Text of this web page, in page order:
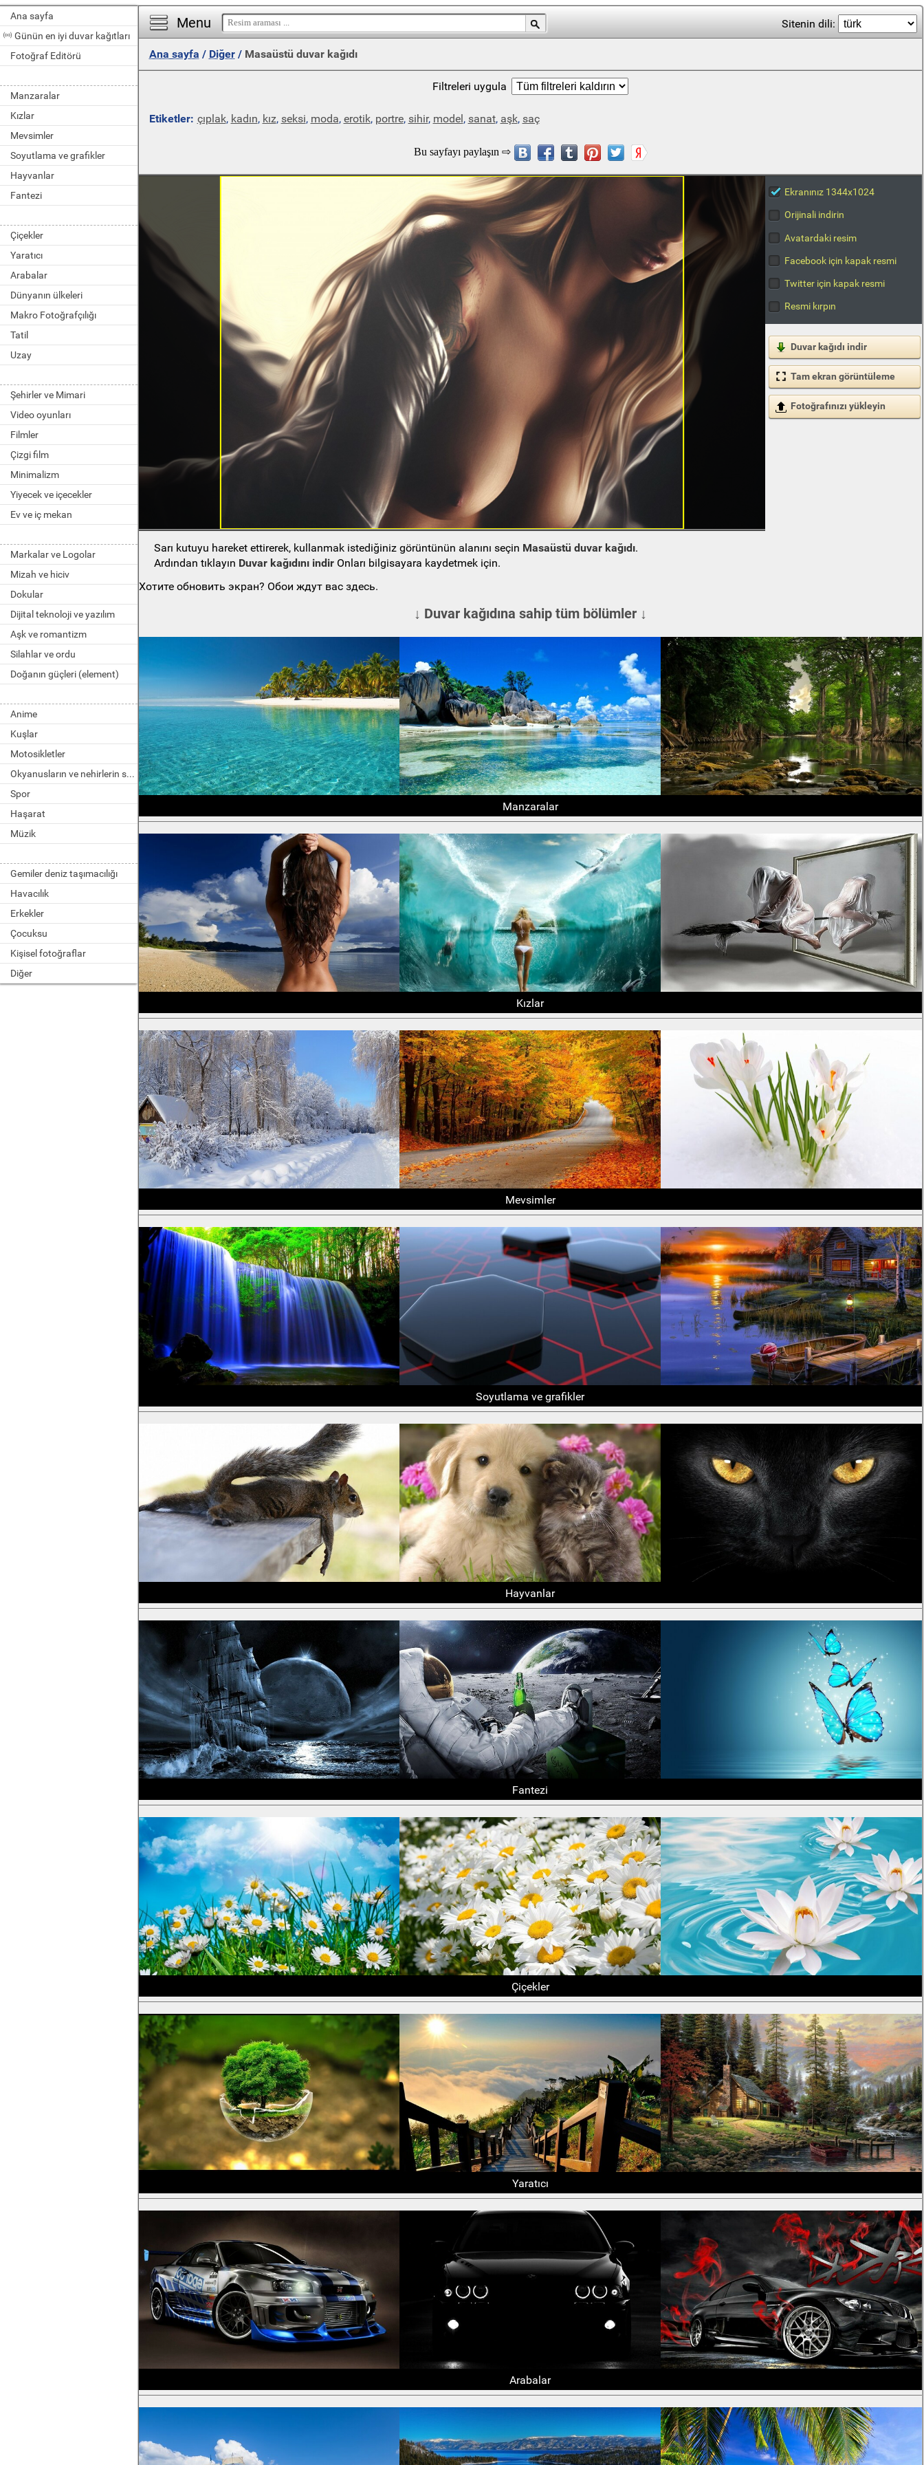
Ana sayfa
Günün en iyi duvar kağıtları
Fotoğraf Editörü
Manzaralar
Kızlar
Mevsimler
Soyutlama ve grafikler
Hayvanlar
Fantezi
Çiçekler
Yaratıcı
Arabalar
Dünyanın ülkeleri
Makro Fotoğrafçılığı
Tatil
Uzay
Şehirler ve Mimari
Video oyunları
Filmler
Çizgi film
Minimalizm
Yiyecek ve içecekler
Ev ve iç mekan
Markalar ve Logolar
Mizah ve hiciv
Dokular
Dijital teknoloji ve yazılım
Aşk ve romantizm
Silahlar ve ordu
Doğanın güçleri (element)
Anime
Kuşlar
Motosikletler
Okyanusların ve nehirlerin sakinleri
Spor
Haşarat
Müzik
Gemiler deniz taşımacılığı
Havacılık
Erkekler
Çocuksu
Kişisel fotoğraflar
Diğer
Menu Sitenin dili:
Ana sayfa / Diğer/ Masaüstü duvar kağıdı
Filtreleri uygula
Etiketler: çıplak, kadın, kız, seksi, moda, erotik, portre, sihir, model, sanat, aşk, saç
Ekranınız 1344x1024
Orijinali indirin
Avatardaki resim
Facebook için kapak resmi
Twitter için kapak resmi
Resmi kırpın
Duvar kağıdı indir
Tam ekran görüntüleme
Fotoğrafınızı yükleyin
Sarı kutuyu hareket ettirerek, kullanmak istediğiniz görüntünün alanını seçin Masaüstü duvar kağıdı.
Ardından tıklayın Duvar kağıdını indir Onları bilgisayara kaydetmek için.
Хотите обновить экран? Обои ждут вас здесь.
↓ Duvar kağıdına sahip tüm bölümler ↓
Manzaralar
Kızlar
Mevsimler
Soyutlama ve grafikler
Hayvanlar
Fantezi
Çiçekler
Yaratıcı
Arabalar